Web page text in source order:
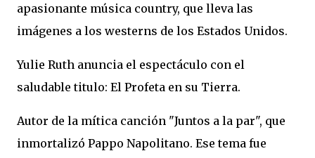
apasionante música country, que lleva las
imágenes a los westerns de los Estados Unidos.
Yulie Ruth anuncia el espectáculo con el
saludable titulo: El Profeta en su Tierra.
Autor de la mítica canción "Juntos a la par", que
inmortalizó Pappo Napolitano. Ese tema fue